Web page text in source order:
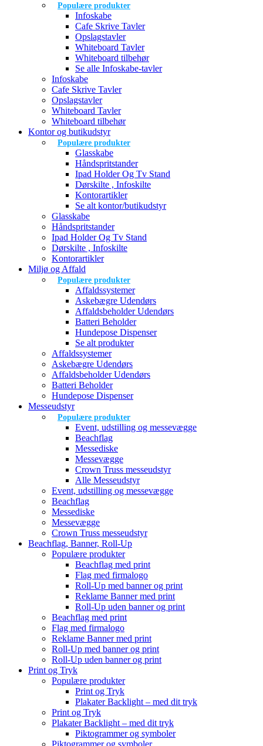
Populære produkter
Infoskabe
Cafe Skrive Tavler
Opslagstavler
Whiteboard Tavler
Whiteboard tilbehør
Se alle Infoskabe-tavler
Infoskabe
Cafe Skrive Tavler
Opslagstavler
Whiteboard Tavler
Whiteboard tilbehør
Kontor og butikudstyr
Populære produkter
Glasskabe
Håndspritstander
Ipad Holder Og Tv Stand
Dørskilte , Infoskilte
Kontorartikler
Se alt kontor/butikudstyr
Glasskabe
Håndspritstander
Ipad Holder Og Tv Stand
Dørskilte , Infoskilte
Kontorartikler
Miljø og Affald
Populære produkter
Affaldssystemer
Askebægre Udendørs
Affaldsbeholder Udendørs
Batteri Beholder
Hundepose Dispenser
Se alt produkter
Affaldssystemer
Askebægre Udendørs
Affaldsbeholder Udendørs
Batteri Beholder
Hundepose Dispenser
Messeudstyr
Populære produkter
Event, udstilling og messevægge
Beachflag
Messediske
Messevægge
Crown Truss messeudstyr
Alle Messeudstyr
Event, udstilling og messevægge
Beachflag
Messediske
Messevægge
Crown Truss messeudstyr
Beachflag, Banner, Roll-Up
Populære produkter
Beachflag med print
Flag med firmalogo
Roll-Up med banner og print
Reklame Banner med print
Roll-Up uden banner og print
Beachflag med print
Flag med firmalogo
Reklame Banner med print
Roll-Up med banner og print
Roll-Up uden banner og print
Print og Tryk
Populære produkter
Print og Tryk
Plakater Backlight – med dit tryk
Print og Tryk
Plakater Backlight – med dit tryk
Piktogrammer og symboler
Piktogrammer og symboler